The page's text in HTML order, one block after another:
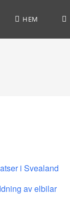
HEM
i Svealand
av elbilar